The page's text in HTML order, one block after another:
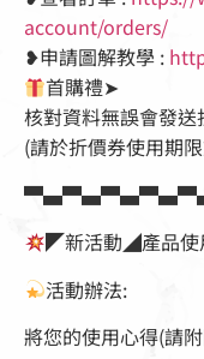
account/orders/
❥申請圖解教學 :
首購禮➤
核對資料無誤會發
(請於折價券使用期
◤新活動◢產品使
活動辦法:
將您的使用心得(請